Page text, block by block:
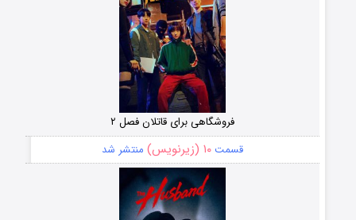
فروشگاهی برای قاتلان فصل ۲
قسمت۱۰ (زیرنویس) منتشر شد